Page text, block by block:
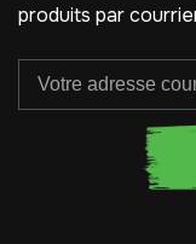
produits par